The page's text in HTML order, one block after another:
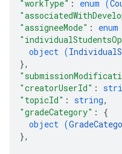
"workType" : enum (
"assigneeMode" :
object (
},
"creatorUserId" :
"topicId" : string,
"gradeCategory" : {
object (
},